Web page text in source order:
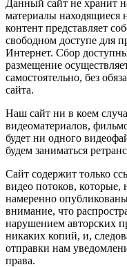
Данный сайт не хранит
материалы находящиеся
контент представляет
свободном доступе для
Интернет. Сбор
размещение
самостоятельно, без
сайта.
Наш сайт ни в коем
видеоматериалов,
будет ни одного
будем заниматься
Сайт содержит только
видео потоков, которые,
намеренно
внимание, что
нарушением авторских
никаких копий, и,
отправки нам
права.